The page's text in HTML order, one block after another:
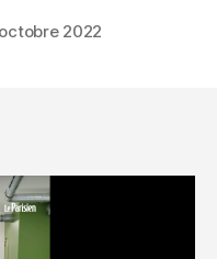
2022